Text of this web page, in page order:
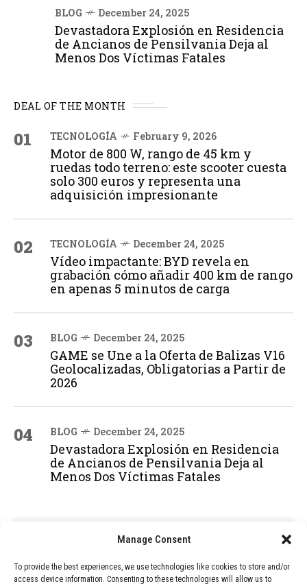
Manage Consent
To provide the best experiences, we use technologies like cookies to store and/or
access device information. Consenting to these technologies will allow us to
BLOG December 24, 2025
Devastadora Explosión en Residencia
de Ancianos de Pensilvania Deja al
Menos Dos Víctimas Fatales
DEAL OF THE MONTH
01 TECNOLOGÍA February 9, 2026
Motor de 800 W, rango de 45 km y
ruedas todo terreno: este scooter cuesta
solo 300 euros y representa una
adquisición impresionante
02 TECNOLOGÍA December 24, 2025
Vídeo impactante: BYD revela en
grabación cómo añadir 400 km de rango
en apenas 5 minutos de carga
03 BLOG December 24, 2025
GAME se Une a la Oferta de Balizas V16
Geolocalizadas, Obligatorias a Partir de
2026
04 BLOG December 24, 2025
Devastadora Explosión en Residencia
de Ancianos de Pensilvania Deja al
Menos Dos Víctimas Fatales